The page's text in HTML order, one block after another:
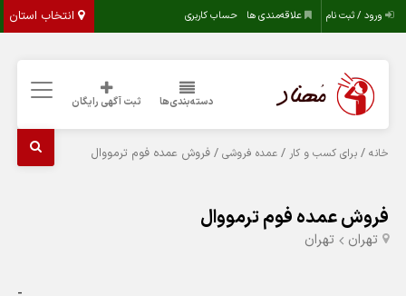
انتخاب استان ورود / ثبت نام علاقه‌مندی ها حساب کاربری
دسته‌بندی‌ها ثبت آگهی رایگان
خانه /برای کسب و کار /عمده فروشی / فروش عمده فوم ترمووال
فروش عمده فوم ترمووال
تهران تهران